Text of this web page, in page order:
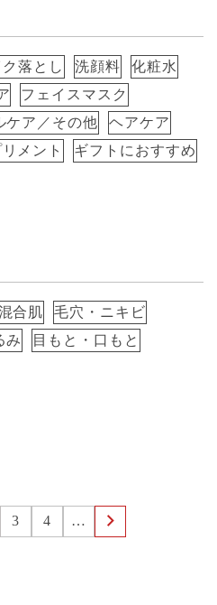
ク落とし 洗顔料
化粧水
フェイスマスク
ケア／その他
ヘアケア
メント
ギフトにおすすめ
合肌
毛穴・ニキビ
み
目もと・口もと
3 4 …